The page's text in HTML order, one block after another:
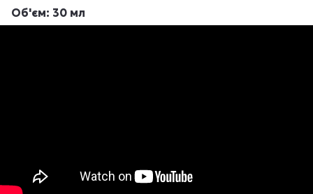
Об'єм: 30 мл